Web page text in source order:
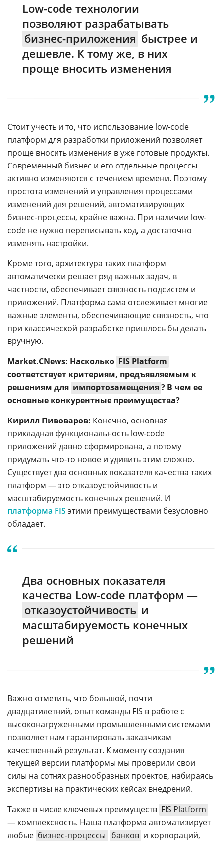
Low-code технологии
позволяют разрабатывать
бизнес-приложения быстрее и
дешевле. К тому же, в них
проще вносить изменения
Стоит учесть и то, что использование low-code
платформ для разработки приложений позволяет
проще вносить изменения в уже готовые продукты.
Современный бизнес и его отдельные процессы
активно изменяются с течением времени. Поэтому
простота изменений и управления процессами
изменений для решений, автоматизирующих
бизнес-процессы, крайне важна. При наличии low-
code не нужно переписывать код, а достаточно
изменять настройки.
Кроме того, архитектура таких платформ
автоматически решает ряд важных задач, в
частности, обеспечивает связность подсистем и
приложений. Платформа сама отслеживает многие
важные элементы, обеспечивающие связность, что
при классической разработке пришлось бы делать
вручную.
Market.CNews: Насколько FIS Platform
соответствует критериям, предъявляемым к
решениям для импортозамещения? В чем ее
основные конкурентные преимущества?
Кирилл Пивоваров: Конечно, основная
прикладная функциональность low-code
приложений давно сформирована, а потому
придумать что-то новое и удивить этим сложно.
Существует два основных показателя качества таких
платформ — это отказоустойчивость и
масштабируемость конечных решений. И
платформа FIS этими преимуществами безусловно
обладает.
Два основных показателя
качества Low-code платформ —
отказоустойчивость и
масштабируемость конечных
решений
Важно отметить, что большой, почти
двадцатилетний, опыт команды FIS в работе с
высоконагруженными промышленными системами
позволяет нам гарантировать заказчикам
качественный результат. К моменту создания
текущей версии платформы мы проверили свои
силы на сотнях разнообразных проектов, набираясь
экспертизы на практических кейсах внедрений.
Также в числе ключевых преимуществ FIS Platform
— комплексность. Наша платформа автоматизирует
любые бизнес-процессы банков и корпораций,